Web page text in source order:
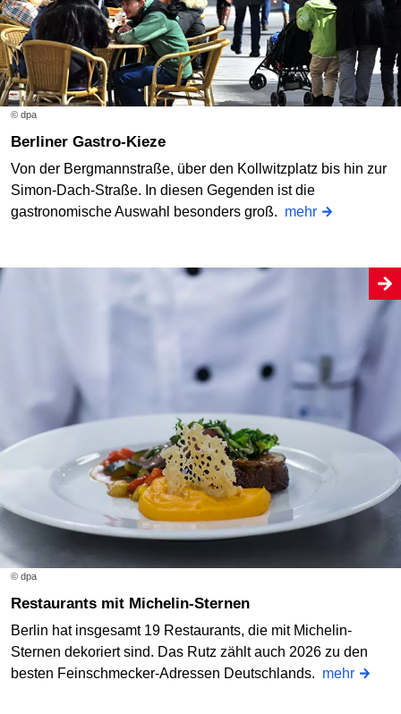
© dpa
Berliner Gastro-Kieze
Von der Bergmannstraße, über den Kollwitzplatz bis hin zur
Simon-Dach-Straße. In diesen Gegenden ist die
gastronomische Auswahl besonders groß. mehr
© dpa
Restaurants mit Michelin-Sternen
Berlin hat insgesamt 19 Restaurants, die mit Michelin-
Sternen dekoriert sind. Das Rutz zählt auch 2026 zu den
besten Feinschmecker-Adressen Deutschlands. mehr